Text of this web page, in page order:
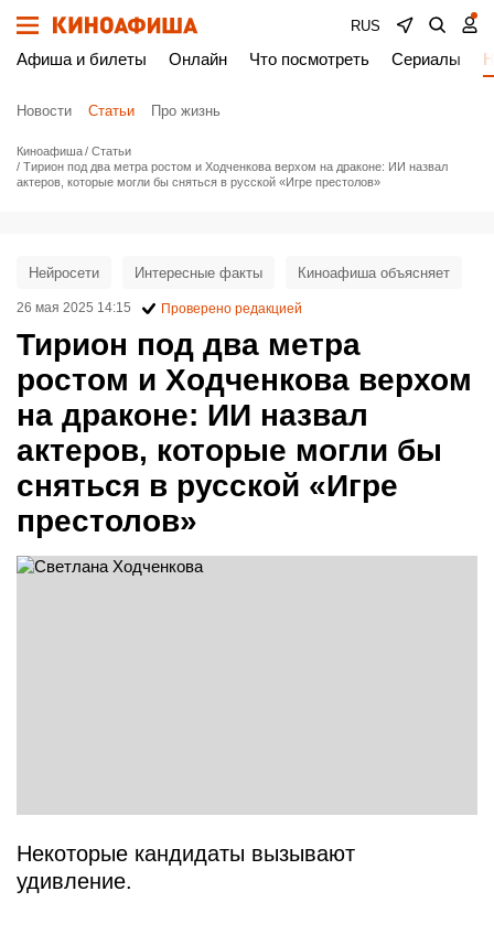
RUS
Афиша и билеты Онлайн Что посмотреть Сериалы
Новости Статьи Про жизнь
Киноафиша
Статьи
Тирион под два метра ростом и Ходченкова верхом на драконе: ИИ назвал
актеров, которые могли бы сняться в русской «Игре престолов»
Тирион под два метра
ростом и Ходченкова верхом
на драконе: ИИ назвал
актеров, которые могли бы
сняться в русской «Игре
престолов»
Нейросети Интересные факты Киноафиша объясняет
26 мая 2025 14:15 Проверено редакцией
Некоторые кандидаты вызывают
удивление.